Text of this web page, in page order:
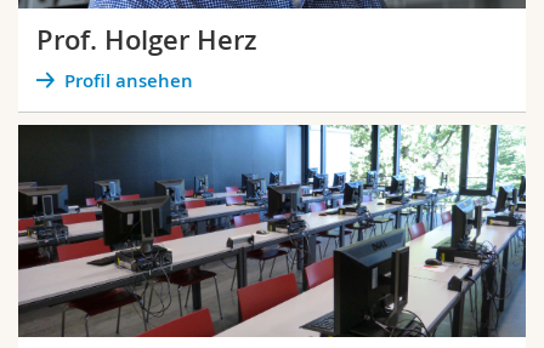
Prof. Holger Herz
Profil ansehen